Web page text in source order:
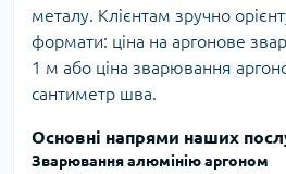
металу. Клієнтам зручно
формати: ціна на аргонове
1 м або ціна зварювання
сантиметр шва.
Основні напрями наших
Зварювання алюмінію аргоном